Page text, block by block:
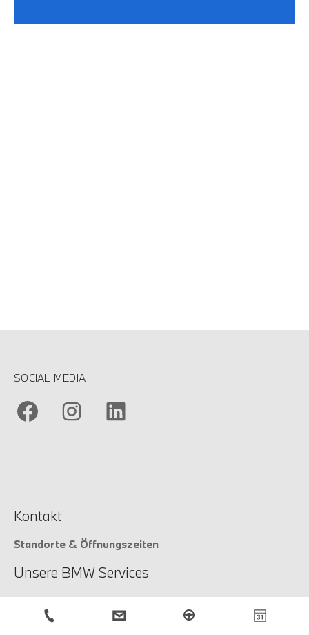
SOCIAL MEDIA
Kontakt
Standorte & Öffnungszeiten
Unsere BMW Services
Unsere Services
Service-Anfrage